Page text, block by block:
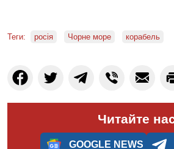
Теги: росія Чорне море корабель
Читайте
GOOGLE NEWS